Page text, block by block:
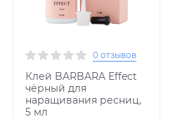
0 отзывов
Клей BARBARA Effect
чёрный для
наращивания ресниц,
5 мл